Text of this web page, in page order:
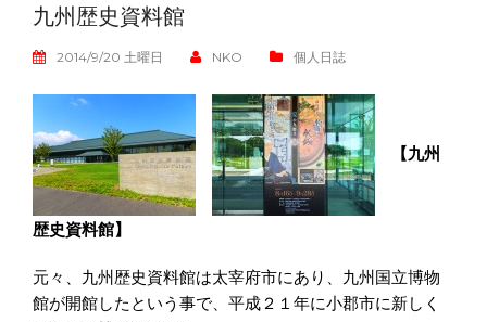
九州歴史資料館
2014/9/20 土曜日 NKO 個人日誌
【九州
歴史資料館】
元々、九州歴史資料館は太宰府市にあり、九州国立博物
館が開館したという事で、平成２１年に小郡市に新しく